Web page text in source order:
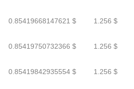
0.85419668147621 $ 1.256 $
0.85419750732366 $ 1.256 $
0.85419842935554 $ 1.256 $